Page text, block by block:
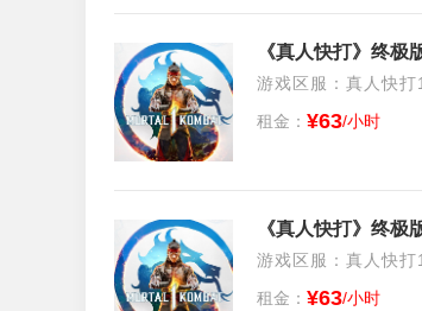
游戏区服：真人快
租金： ¥63/小时
游戏区服：真人快
租金： ¥63/小时